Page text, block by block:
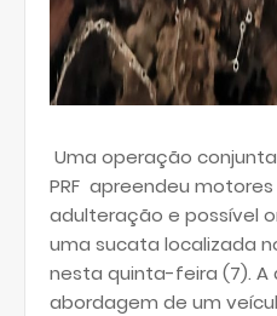
Uma operação
PRF apreendeu
adulteração e possível
uma sucata localizada
nesta quinta-feira (7).
abordagem de um